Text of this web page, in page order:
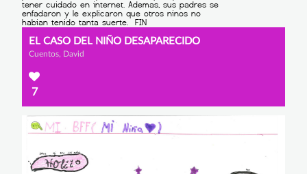
EL CASO DEL NIÑO DESAPARECIDO
Cuentos, David
7